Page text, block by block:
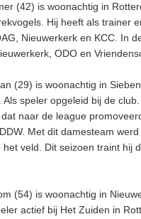
(42) is woonachtig in
Hij heeft als trainer
Nieuwerkerk en KCC. In
ODO en
(29) is woonachtig in
Als speler opgeleid bij de
naar de league
Met dit damesteam
het veld. Dit seizoen traint hij
(54) is woonachtig in
actief bij Het Zuiden in